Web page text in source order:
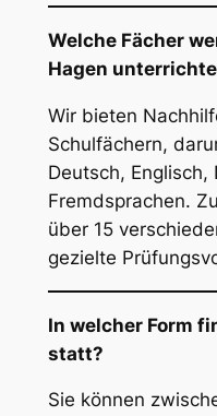
Welche Fächer
Hagen
Wir bieten
Schulfächern,
Deutsch,
Fremdsprachen.
über 15
gezielte
In welcher Form
statt?
Sie können